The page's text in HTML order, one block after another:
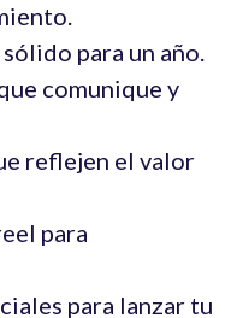
para un año.
comunique y
reflejen el valor
para
para lanzar tu